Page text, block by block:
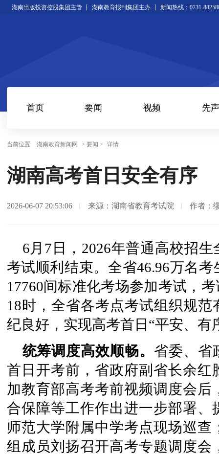
湖南出版投资控股集团主管 湖南教育报刊集团主办 新闻热线：0731-
首页 要闻 视频 先声
当前位置: 湖南教育新闻网 > 要闻 > 详情
湖南高考首日安全有序
2026-06-07 20:53:06 来源：湖南省教育考试院 作者：
6月7日，2026年普通高校招
考试顺利结束。全省46.96万名
17760间标准化考场参加考试，
18时，全省各考点考试组织规
纪良好，实现高考首日“平安、有
统筹调度高效顺畅。 省委、省
首日开考前，省政府副省长余
加教育部高考考前视频调度会
合保障等工作作出进一步部署
师范大学附属中学考点现场巡
组成员刘扬召开高考专题调度